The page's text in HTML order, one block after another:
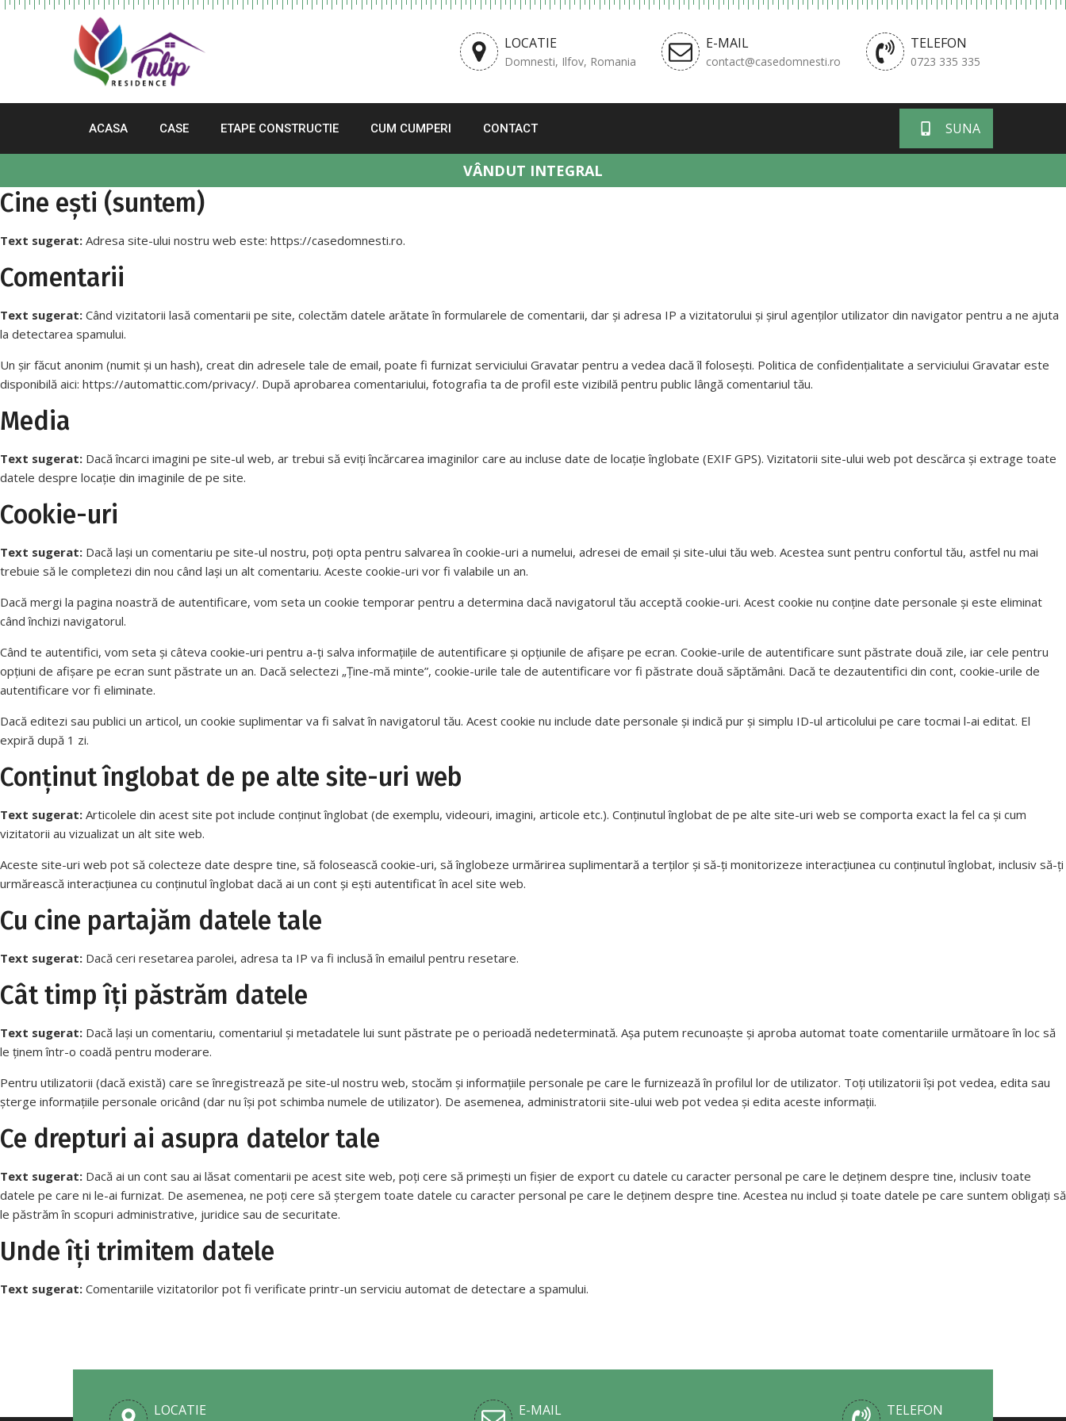
LOCATIE
Domnesti, Ilfov, Romania
E-MAIL
contact@casedomnesti.ro
TELEFON
0723 335 335
ACASA CASE ETAPE CONSTRUCTIE CUM CUMPERI CONTACT SUNA
VÂNDUT INTEGRAL
Cine ești (suntem)
Text sugerat: Adresa site-ului nostru web este: https://casedomnesti.ro.
Comentarii
Text sugerat: Când vizitatorii lasă comentarii pe site, colectăm datele arătate în formularele de comentarii, dar și adresa IP a vizitatorului și șirul agenților utilizator din navigator pentru a ne ajuta
la detectarea spamului.
Un șir făcut anonim (numit și un hash), creat din adresele tale de email, poate fi furnizat serviciului Gravatar pentru a vedea dacă îl folosești. Politica de confidențialitate a serviciului Gravatar este
disponibilă aici: https://automattic.com/privacy/. După aprobarea comentariului, fotografia ta de profil este vizibilă pentru public lângă comentariul tău.
Media
Text sugerat: Dacă încarci imagini pe site-ul web, ar trebui să eviți încărcarea imaginilor care au incluse date de locație înglobate (EXIF GPS). Vizitatorii site-ului web pot descărca și extrage toate
datele despre locație din imaginile de pe site.
Cookie-uri
Text sugerat: Dacă lași un comentariu pe site-ul nostru, poți opta pentru salvarea în cookie-uri a numelui, adresei de email și site-ului tău web. Acestea sunt pentru confortul tău, astfel nu mai
trebuie să le completezi din nou când lași un alt comentariu. Aceste cookie-uri vor fi valabile un an.
Dacă mergi la pagina noastră de autentificare, vom seta un cookie temporar pentru a determina dacă navigatorul tău acceptă cookie-uri. Acest cookie nu conține date personale și este eliminat
când închizi navigatorul.
Când te autentifici, vom seta și câteva cookie-uri pentru a-ți salva informațiile de autentificare și opțiunile de afișare pe ecran. Cookie-urile de autentificare sunt păstrate două zile, iar cele pentru
opțiuni de afișare pe ecran sunt păstrate un an. Dacă selectezi „Ține-mă minte”, cookie-urile tale de autentificare vor fi păstrate două săptămâni. Dacă te dezautentifici din cont, cookie-urile de
autentificare vor fi eliminate.
Dacă editezi sau publici un articol, un cookie suplimentar va fi salvat în navigatorul tău. Acest cookie nu include date personale și indică pur și simplu ID-ul articolului pe care tocmai l-ai editat. El
expiră după 1 zi.
Conținut înglobat de pe alte site-uri web
Text sugerat: Articolele din acest site pot include conținut înglobat (de exemplu, videouri, imagini, articole etc.). Conținutul înglobat de pe alte site-uri web se comporta exact la fel ca și cum
vizitatorii au vizualizat un alt site web.
Aceste site-uri web pot să colecteze date despre tine, să folosească cookie-uri, să înglobeze urmărirea suplimentară a terților și să-ți monitorizeze interacțiunea cu conținutul înglobat, inclusiv să-ți
urmărească interacțiunea cu conținutul înglobat dacă ai un cont și ești autentificat în acel site web.
Cu cine partajăm datele tale
Text sugerat: Dacă ceri resetarea parolei, adresa ta IP va fi inclusă în emailul pentru resetare.
Cât timp îți păstrăm datele
Text sugerat: Dacă lași un comentariu, comentariul și metadatele lui sunt păstrate pe o perioadă nedeterminată. Așa putem recunoaște și aproba automat toate comentariile următoare în loc să
le ținem într-o coadă pentru moderare.
Pentru utilizatorii (dacă există) care se înregistrează pe site-ul nostru web, stocăm și informațiile personale pe care le furnizează în profilul lor de utilizator. Toți utilizatorii își pot vedea, edita sau
șterge informațiile personale oricând (dar nu își pot schimba numele de utilizator). De asemenea, administratorii site-ului web pot vedea și edita aceste informații.
Ce drepturi ai asupra datelor tale
Text sugerat: Dacă ai un cont sau ai lăsat comentarii pe acest site web, poți cere să primești un fișier de export cu datele cu caracter personal pe care le deținem despre tine, inclusiv toate
datele pe care ni le-ai furnizat. De asemenea, ne poți cere să ștergem toate datele cu caracter personal pe care le deținem despre tine. Acestea nu includ și toate datele pe care suntem obligați să
le păstrăm în scopuri administrative, juridice sau de securitate.
Unde îți trimitem datele
Text sugerat: Comentariile vizitatorilor pot fi verificate printr-un serviciu automat de detectare a spamului.
LOCATIE E-MAIL TELEFON